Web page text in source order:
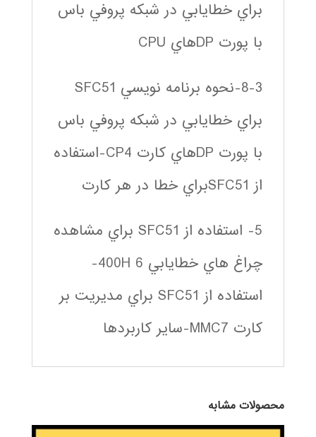
براي خطايابي در شبكه پروفي باس
با پورت DPهاي CPU
8-3-نحوه برنامه نويسي SFC51
براي خطايابي در شبكه پروفي باس
با پورت DPهاي كارت CP4-استفاده
از SFC51براي خطا در هر كارت
5- استفاده از SFC51 براي مشاهده
چراغ هاي خطايابي 400H 6-
استفاده از SFC51 براي مديريت بر
كارت MMC7-ساير كاربردها
محصولات مشابه